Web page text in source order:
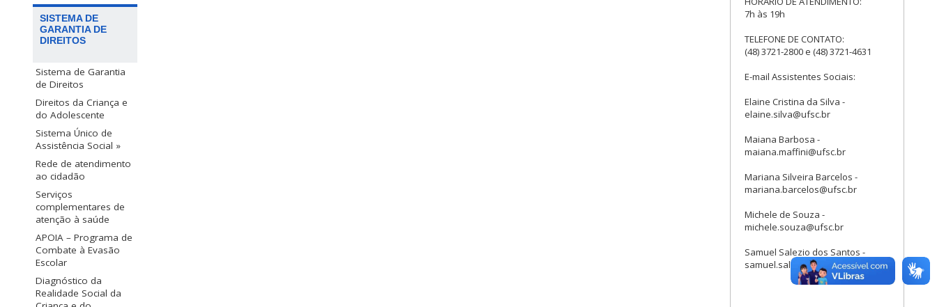
SISTEMA DE
GARANTIA DE
DIREITOS
Sistema de Garantia
de Direitos
Direitos da Criança e
do Adolescente
Sistema Único de
Assistência Social »
Rede de atendimento
ao cidadão
Serviços
complementares de
atenção à saúde
APOIA – Programa de
Combate à Evasão
Escolar
Diagnóstico da
Realidade Social da
7h às 19h
TELEFONE DE CONTATO:
(48) 3721-2800 e (48) 3721-4631
E-mail Assistentes Sociais:
Elaine Cristina da Silva -
elaine.silva@ufsc.br
Maiana Barbosa -
maiana.maffini@ufsc.br
Mariana Silveira Barcelos -
mariana.barcelos@ufsc.br
Michele de Souza -
michele.souza@ufsc.br
Samuel Salezio dos Santos -
samuel.salezio@ufsc.br